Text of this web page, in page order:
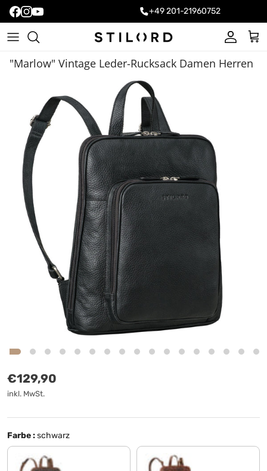
+49 201-21960752
Konto
"Marlow" Vintage Leder-Rucksack Damen Herren
Normaler Preis
€129,90
inkl. MwSt.
Farbe :schwarz